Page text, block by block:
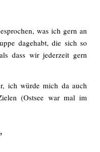
was ich gern an
dagehabt, die sich so
dass wir jederzeit gern
ich würde mich da auch
(Ostsee war mal im